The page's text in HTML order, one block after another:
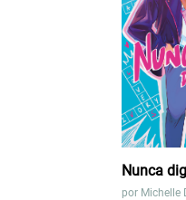
Nunca
por Michelle